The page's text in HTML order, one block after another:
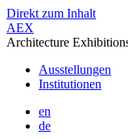
Direkt zum Inhalt
AEX
Architecture
Ausstellungen
Institutionen
en
de